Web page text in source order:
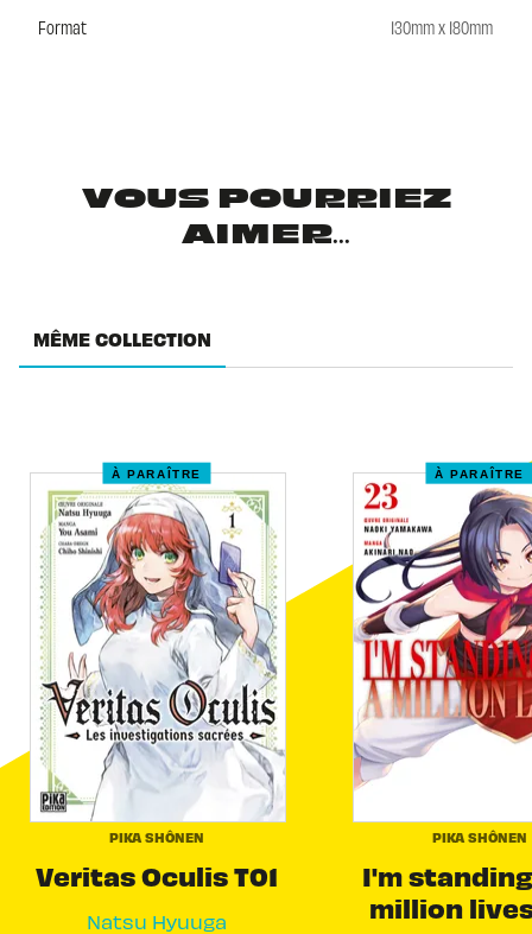
Format 130mm x 180mm
VOUS POURRIEZ
AIMER...
MÊME COLLECTION
À PARAÎTRE
PIKA SHÔNEN
Veritas Oculis T01
Natsu Hyuuga
À PARAÎTRE
PIKA SHÔNEN
I'm
million